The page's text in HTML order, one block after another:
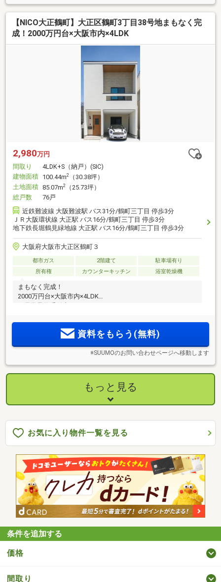
【NICO大正鶴町】大正区鶴町3丁目38号地まもなく完
成！2000万円台×大阪市内×4LDK
2,980万円
間取り
4LDK+S（納戸）(SIC)
建物面積 100.44m2
（30.38坪）
土地面積 85.07m2
（25.73坪）
総戸数
76戸
近鉄難波線 大阪難波駅 バス31分/鶴町三丁目 停歩3分
ＪＲ大阪環状線 大正駅 バス16分/鶴町三丁目 停歩3分
地下鉄長堀鶴見緑地線 大正駅 バス16分/鶴町三丁目 停歩3分
大阪府大阪市大正区鶴町３
都市ガス 2階建て
駐車場有り
所有権
カウンターキッチン 浴室乾燥機
まもなく完成！
2000万円台×大阪市内×4LDK
資料をもらう(無料)
※SUUMOのお問い合わせページへ移動します
もっと見る
お気に入り物件一覧を見る
条件を追加する
価格
間取り